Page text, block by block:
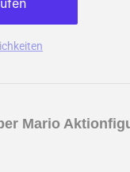
Mario